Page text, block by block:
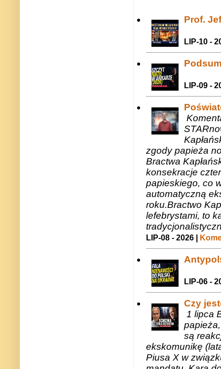
Prof.
LIP-10 -
LIP-09 -
zgody papieża
Bractwa
konsekracje
papieskiego, co
automatyczną
roku.Bractwo
lefebrystami, to
LIP-08 - 2026 |
LIP-06 -
Czy
1 lipca
są
ekskomunikę
Piusa X w